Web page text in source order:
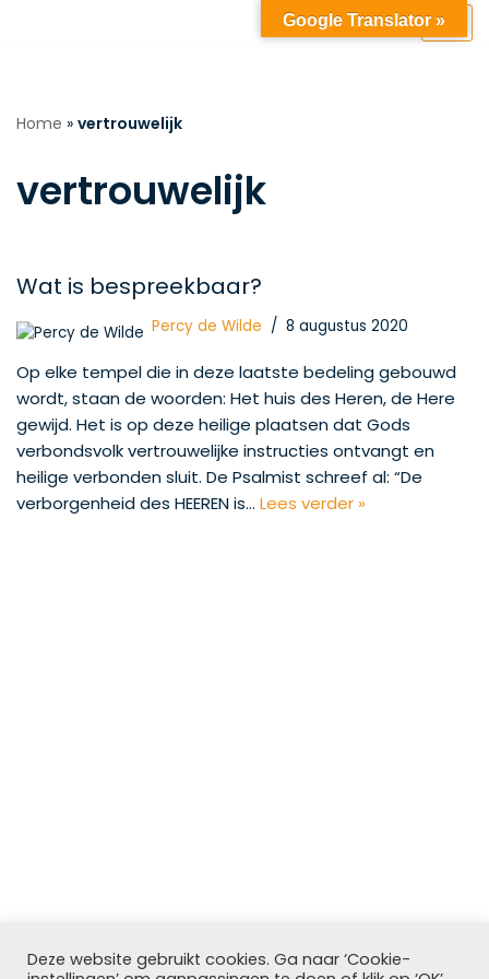
Home » vertrouwelijk
vertrouwelijk
Wat is bespreekbaar?
Percy de Wilde 8 augustus 2020
Op elke tempel die in deze laatste bedeling gebouwd
wordt, staan de woorden: Het huis des Heren, de Here
gewijd. Het is op deze heilige plaatsen dat Gods
verbondsvolk vertrouwelijke instructies ontvangt en
heilige verbonden sluit. De Psalmist schreef al: “De
verborgenheid des HEEREN is… Lees verder »
de Den Haagtempel of De Kerk van Jezus Christus van
Deze website gebruikt cookies. Ga naar ‘Cookie-
Google Translator »